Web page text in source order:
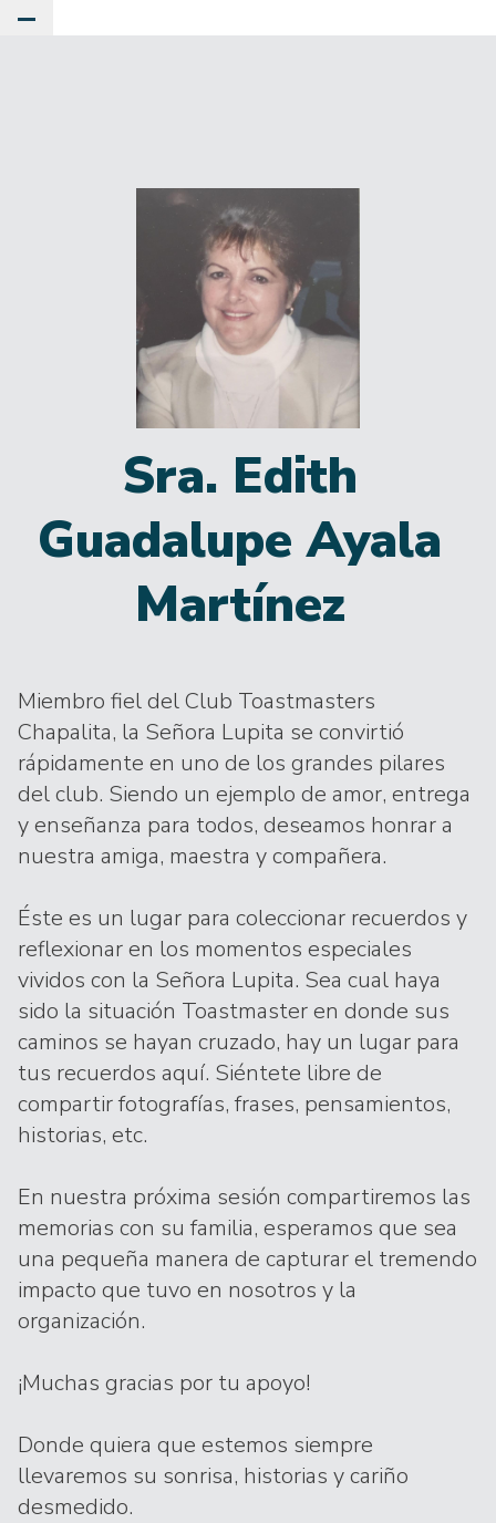
Sra. Edith
Guadalupe Ayala
Martínez
Miembro fiel del Club Toastmasters
Chapalita, la Señora Lupita se convirtió
rápidamente en uno de los grandes pilares
del club. Siendo un ejemplo de amor, entrega
y enseñanza para todos, deseamos honrar a
nuestra amiga, maestra y compañera.
Éste es un lugar para coleccionar recuerdos y
reflexionar en los momentos especiales
vividos con la Señora Lupita. Sea cual haya
sido la situación Toastmaster en donde sus
caminos se hayan cruzado, hay un lugar para
tus recuerdos aquí. Siéntete libre de
compartir fotografías, frases, pensamientos,
historias, etc.
En nuestra próxima sesión compartiremos las
memorias con su familia, esperamos que sea
una pequeña manera de capturar el tremendo
impacto que tuvo en nosotros y la
organización.
¡Muchas gracias por tu apoyo!
Donde quiera que estemos siempre
llevaremos su sonrisa, historias y cariño
desmedido.